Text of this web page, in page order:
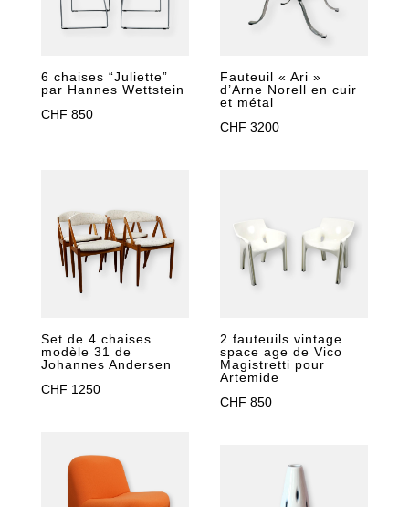
6 chaises “Juliette”
par Hannes Wettstein
CHF 850
Fauteuil « Ari »
d’Arne Norell en cuir
et métal
CHF 3200
Set de 4 chaises
modèle 31 de
Johannes Andersen
CHF 1250
2 fauteuils vintage
space age de Vico
Magistretti pour
Artemide
CHF 850